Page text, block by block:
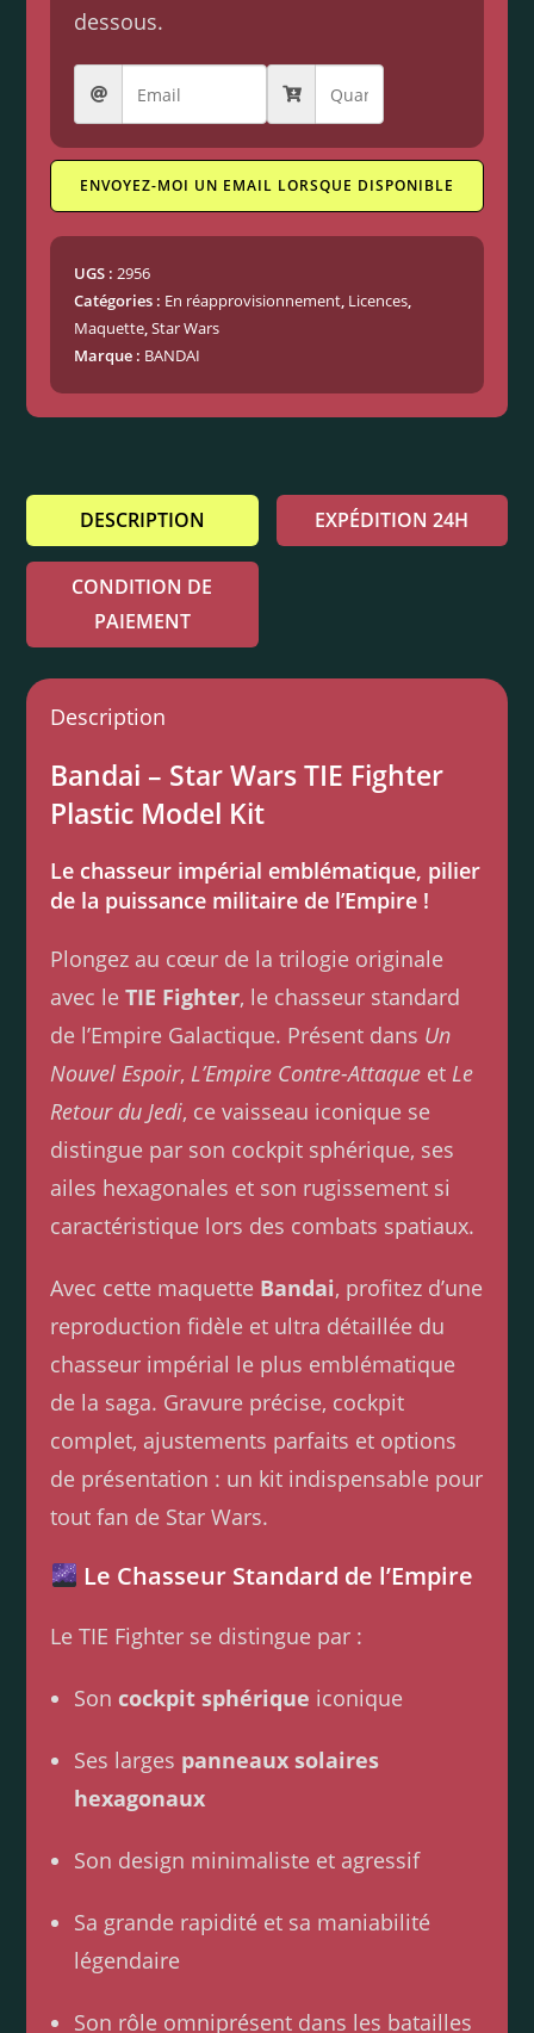
dessous.
ENVOYEZ-MOI UN EMAIL LORSQUE DISPONIBLE
UGS :2956
Catégories : En réapprovisionnement, Licences,
Maquette,Star Wars
Marque : BANDAI
DESCRIPTION EXPÉDITION 24H
CONDITION DE
PAIEMENT
Description
Bandai – Star Wars TIE Fighter
Plastic Model Kit
Le chasseur impérial emblématique, pilier
de la puissance militaire de l’Empire !
Plongez au cœur de la trilogie originale
avec leTIE Fighter, le chasseur standard
de l’Empire Galactique. Présent dans Un
Nouvel Espoir, L’Empire Contre-Attaque et Le
Retour du Jedi, ce vaisseau iconique se
distingue par son cockpit sphérique, ses
ailes hexagonales et son rugissement si
caractéristique lors des combats spatiaux.
Avec cette maquette Bandai, profitez d’une
reproduction fidèle et ultra détaillée du
chasseur impérial le plus emblématique
de la saga. Gravure précise, cockpit
complet, ajustements parfaits et options
de présentation : un kit indispensable pour
tout fan de Star Wars.
Le Chasseur Standard de l’Empire
Le TIE Fighter se distingue par :
Soncockpit sphérique iconique
Ses larges panneaux solaires
hexagonaux
Son design minimaliste et agressif
Sa grande rapidité et sa maniabilité
légendaire
Son rôle omniprésent dans les batailles